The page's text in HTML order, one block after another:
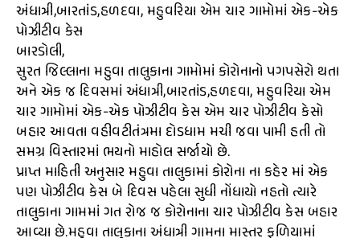
અંધાત્રી,બારતાંડ,હળદવા, મહુવરિયા એમ ચાર ગામોમાં એક-એક
પોઝીટીવ કેસ
બારડોલી,
સુરત જિલ્લાના મહુવા તાલુકાના ગામોમાં કોરોનાનો પગપસેરો થતા
અને એક જ દિવસમાં અંધાત્રી,બારતાંડ,હળદવા, મહુવરિયા એમ
ચાર ગામોમાં એક-એક પોઝીટીવ કેસ એમ ચાર પોઝીટીવ કેસો
બહાર આવતા વહીવટીતંત્રમા દોડધામ મચી જવા પામી હતી તો
સમગ્ર વિસ્તારમાં ભયનો માહોલ સર્જાયો છે.
પ્રાપ્ત માહિતી અનુસાર મહુવા તાલુકામાં કોરોના ના કહેર માં એક
પણ પોઝીટીવ કેસ બે દિવસ પહેલા સુધી નોંધાયો નહતો ત્યારે
તાલુકાના ગામમાં ગત રોજ જ કોરોનાના ચાર પોઝીટીવ કેસ બહાર
આવ્યા છે.મહુવા તાલુકાના અંધાત્રી ગામના માસ્તર ફળિયામાં